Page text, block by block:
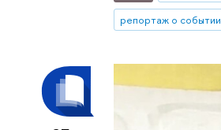
репортаж о событии